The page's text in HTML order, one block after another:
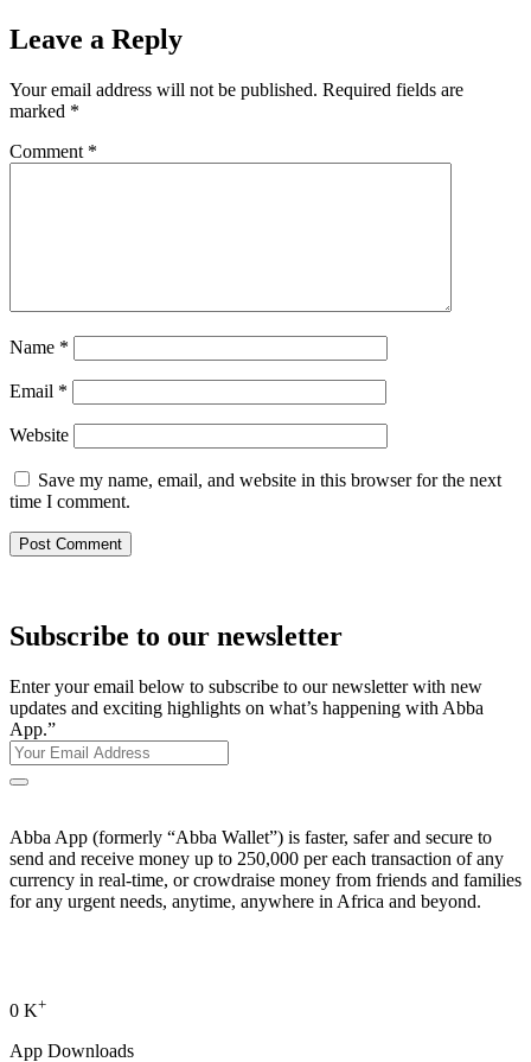
Leave a Reply
Your email address will not be published. Required fields are
marked *
Comment *
Name *
Email *
Website
Save my name, email, and website in this browser for the next
time I comment.
Subscribe to our newsletter
Enter your email below to subscribe to our newsletter with new
updates and exciting highlights on what’s happening with Abba
App.”
Abba App (formerly “Abba Wallet”) is faster, safer and secure to
send and receive money up to 250,000 per each transaction of any
currency in real-time, or crowdraise money from friends and families
for any urgent needs, anytime, anywhere in Africa and beyond.
0 K+
App Downloads